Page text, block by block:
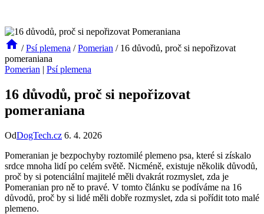
/ Psí plemena / Pomerian / 16 důvodů, proč si nepořizovat
pomeraniana
Pomerian | Psí plemena
16 důvodů, proč si nepořizovat
pomeraniana
OdDogTech.cz 6. 4. 2026
Pomeranian ⁤je bezpochyby roztomilé ⁢plemeno psa, které si získalo
srdce mnoha lidí po celém světě. Nicméně, existuje několik důvodů,
proč by si⁢ potenciální majitelé měli dvakrát rozmyslet, zda je
⁤Pomeranian pro ně to pravé. V‍ tomto článku se podíváme na 16
důvodů, proč by si⁤ lidé měli⁣ dobře rozmyslet, ⁢zda si pořídit⁢ toto malé‌
plemeno.